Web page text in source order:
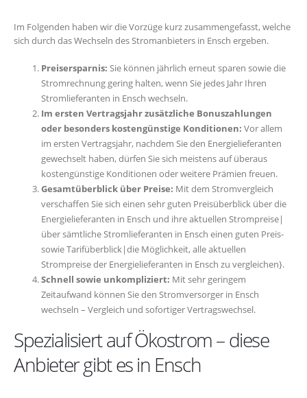
Im Folgenden haben wir die Vorzüge kurz zusammengefasst, welche
sich durch das Wechseln des Stromanbieters in Ensch ergeben.
Preisersparnis: Sie können jährlich erneut sparen sowie die
Stromrechnung gering halten, wenn Sie jedes Jahr Ihren
Stromlieferanten in Ensch wechseln.
Im ersten Vertragsjahr zusätzliche Bonuszahlungen
oder besonders kostengünstige Konditionen: Vor allem
im ersten Vertragsjahr, nachdem Sie den Energielieferanten
gewechselt haben, dürfen Sie sich meistens auf überaus
kostengünstige Konditionen oder weitere Prämien freuen.
Gesamtüberblick über Preise: Mit dem Stromvergleich
verschaffen Sie sich einen sehr guten Preisüberblick über die
Energielieferanten in Ensch und ihre aktuellen Strompreise|
über sämtliche Stromlieferanten in Ensch einen guten Preis-
sowie Tarifüberblick|die Möglichkeit, alle aktuellen
Strompreise der Energielieferanten in Ensch zu vergleichen}.
Schnell sowie unkompliziert: Mit sehr geringem
Zeitaufwand können Sie den Stromversorger in Ensch
wechseln – Vergleich und sofortiger Vertragswechsel.
Spezialisiert auf Ökostrom – diese
Anbieter gibt es in Ensch